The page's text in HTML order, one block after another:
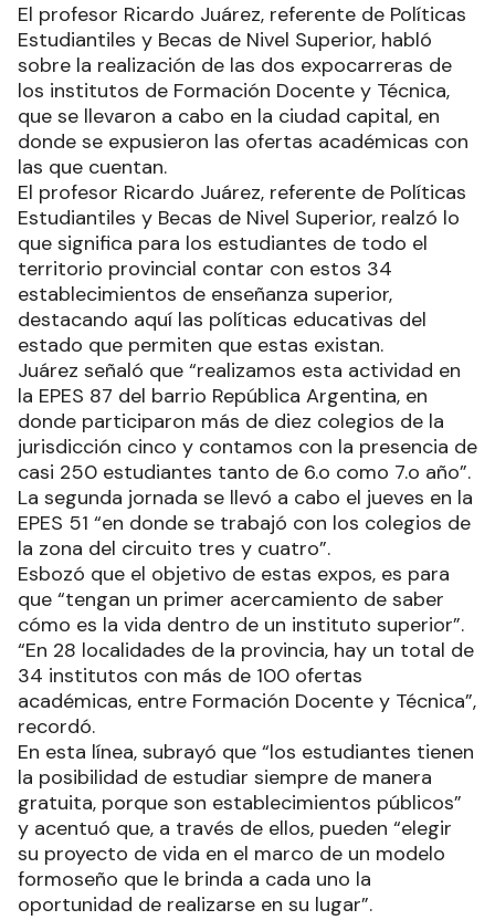
El profesor Ricardo Juárez, referente de Políticas
Estudiantiles y Becas de Nivel Superior, habló
sobre la realización de las dos expocarreras de
los institutos de Formación Docente y Técnica,
que se llevaron a cabo en la ciudad capital, en
donde se expusieron las ofertas académicas con
las que cuentan.
El profesor Ricardo Juárez, referente de Políticas
Estudiantiles y Becas de Nivel Superior, realzó lo
que significa para los estudiantes de todo el
territorio provincial contar con estos 34
establecimientos de enseñanza superior,
destacando aquí las políticas educativas del
estado que permiten que estas existan.
Juárez señaló que “realizamos esta actividad en
la EPES 87 del barrio República Argentina, en
donde participaron más de diez colegios de la
jurisdicción cinco y contamos con la presencia de
casi 250 estudiantes tanto de 6.o como 7.o año”.
La segunda jornada se llevó a cabo el jueves en la
EPES 51 “en donde se trabajó con los colegios de
la zona del circuito tres y cuatro”.
Esbozó que el objetivo de estas expos, es para
que “tengan un primer acercamiento de saber
cómo es la vida dentro de un instituto superior”.
“En 28 localidades de la provincia, hay un total de
34 institutos con más de 100 ofertas
académicas, entre Formación Docente y Técnica”,
recordó.
En esta línea, subrayó que “los estudiantes tienen
la posibilidad de estudiar siempre de manera
gratuita, porque son establecimientos públicos”
y acentuó que, a través de ellos, pueden “elegir
su proyecto de vida en el marco de un modelo
formoseño que le brinda a cada uno la
oportunidad de realizarse en su lugar”.